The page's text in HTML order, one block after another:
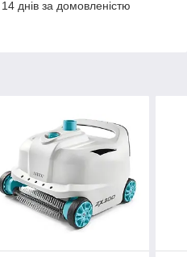
днів за домовленістю